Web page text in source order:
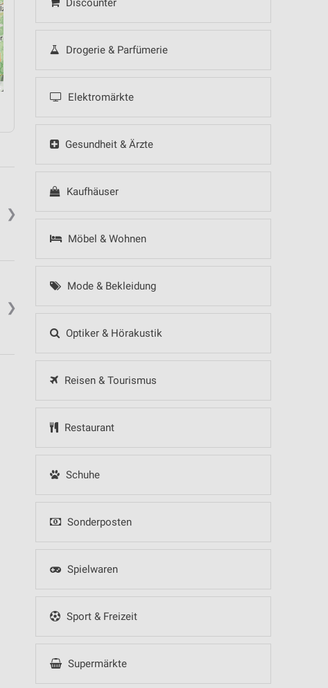
Discounter
Drogerie & Parfümerie
Elektromärkte
Gesundheit & Ärzte
Kaufhäuser
Möbel & Wohnen
Mode & Bekleidung
Optiker & Hörakustik
Reisen & Tourismus
Restaurant
Schuhe
Sonderposten
Spielwaren
Sport & Freizeit
Supermärkte
❯
❯